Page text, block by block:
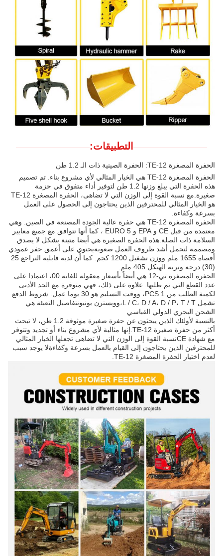
التطبيقات:
الحفرة المصغرة TE-12: الحفرة الصينية ذات الـ 1.2 طن
الحفرة المصغرة TE-12 هي الخيار المثالي لأي مشروع بناء. تم تصميم
هذه الحفرة التي يبلغ وزنها 1.2 طن لتوفير أداء متفوق في حزمة
صغيرة.مع نسبة القوة إلى الوزن التي لا تضاهى، الحفرة المصغرة TE-12
هو الخيار المثالي للمحترفين الذين يحتاجون إلى الحصول على العمل
بسرعة وكفاءة.
الحفرة المصغرة TE-12 هي حفرة عالية الجودة المصنعة في الصين. وهي
معتمدة من قبل CE و EPA و EURO 5 ، كما أنها تتوافق مع جميع معايير
السلامة ذات الصلة.هذه الحفرة الصغيرة هي أيضا متينة بشكل لا يصدق
ومصممة لتحمل أشد ظروف العمل صعوبةيحتوي على أعمق حفر عمودي
أقصاه 1655 ملم ووزن تشغيل 1200 كجم. كما أن لديه قابلية التراجع 25
الحفرة المصغرة تي-12 هي أيضاً بأسعار معقولة للغاية.00، اعتمادا على
عدد القطع التي تم طلبها. علاوة على ذلك، فهي متوفرة مع الحد الأدنى
لكمية الطلب من 1 PCS، ووقت التسليم هو 30 يوما عمل. شروط الدفع
تشمل L / C، D / A، D / P، T / T،وويسترن يونيونتفاصيل التعبئة هي
الشحن البحري الدولي القياسي
بالنسبة لأولئك الذين يبحثون عن حفرة صغيرة موثوقة 1.2 طن، لا تبحث
أكثر من حفرة صغيرة TE-12.إنها مثالية لأي مشروع بناء أو تجديد وتتوفر
مع شهادة CEنسبة القوة إلى الوزن التي لا تضاهى تجعلها الخيار المثالي
للمحترفين الذين يحتاجون إلى القيام بالعمل بسرعة وكفاءةلا يوجد سبب
لعدم اختيار الحفرة المصغرة TE-12.